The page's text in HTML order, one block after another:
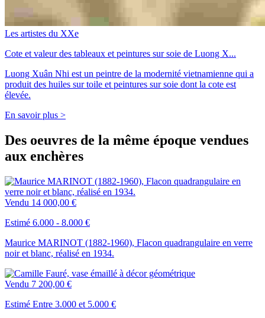
Les artistes du XXe
Cote et valeur des tableaux et peintures sur soie de Luong X...
Luong Xuân Nhi est un peintre de la modernité vietnamienne qui a
produit des huiles sur toile et peintures sur soie dont la cote est
élevée.
En savoir plus >
Des oeuvres de la même époque vendues
aux enchères
Vendu 14 000,00 €
Estimé 6.000 - 8.000 €
Maurice MARINOT (1882-1960), Flacon quadrangulaire en verre
noir et blanc, réalisé en 1934.
Vendu 7 200,00 €
Estimé Entre 3.000 et 5.000 €